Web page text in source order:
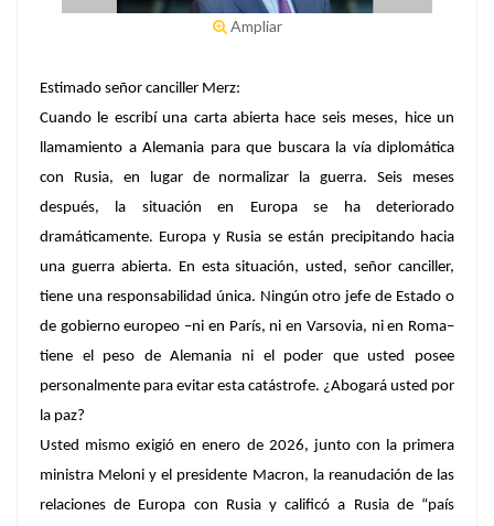
Ampliar
Estimado señor canciller Merz:
Cuando le escribí una carta abierta hace seis meses, hice un
llamamiento a Alemania para que buscara la vía diplomática
con Rusia, en lugar de normalizar la guerra. Seis meses
después, la situación en Europa se ha deteriorado
dramáticamente. Europa y Rusia se están precipitando hacia
una guerra abierta. En esta situación, usted, señor canciller,
tiene una responsabilidad única. Ningún otro jefe de Estado o
de gobierno europeo –ni en París, ni en Varsovia, ni en Roma–
tiene el peso de Alemania ni el poder que usted posee
personalmente para evitar esta catástrofe. ¿Abogará usted por
la paz?
Usted mismo exigió en enero de 2026, junto con la primera
ministra Meloni y el presidente Macron, la reanudación de las
relaciones de Europa con Rusia y calificó a Rusia de “país